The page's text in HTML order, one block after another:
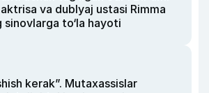
va dublyaj ustasi Rimma
to‘la hayoti
kerak”. Mutaxassislar